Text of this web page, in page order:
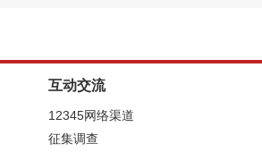
互动交流
12345网络渠道
征集调查